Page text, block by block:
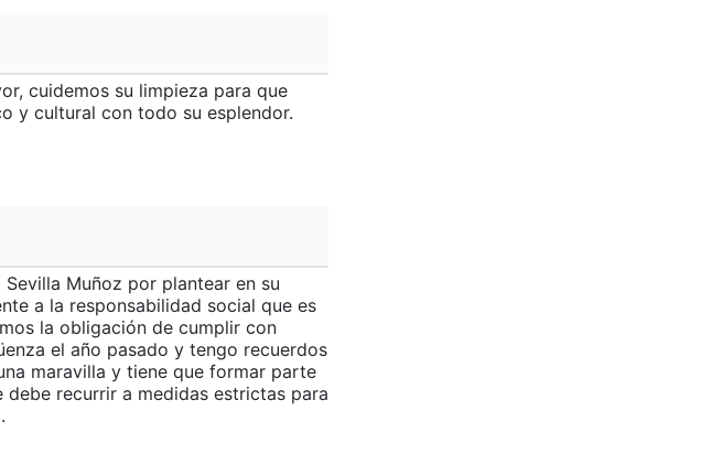
cuidemos su limpieza para que
y cultural con todo su esplendor.
Muñoz por plantear en su
a la responsabilidad social que es
la obligación de cumplir con
el año pasado y tengo recuerdos
maravilla y tiene que formar parte
recurrir a medidas estrictas para